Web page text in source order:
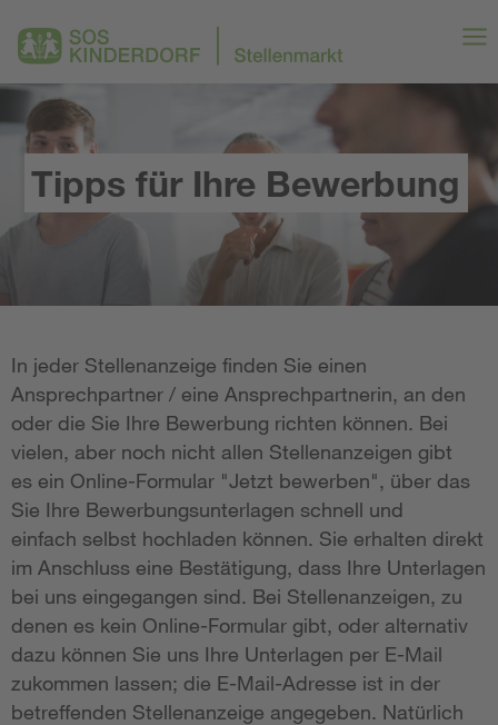
Tipps für Ihre Bewerbung
In jeder Stellenanzeige finden Sie einen
Ansprechpartner / eine Ansprechpartnerin, an den
oder die Sie Ihre Bewerbung richten können. Bei
vielen, aber noch nicht allen Stellenanzeigen gibt
es ein Online-Formular "Jetzt bewerben", über das
Sie Ihre Bewerbungsunterlagen schnell und
einfach selbst hochladen können. Sie erhalten direkt
im Anschluss eine Bestätigung, dass Ihre Unterlagen
bei uns eingegangen sind. Bei Stellenanzeigen, zu
denen es kein Online-Formular gibt, oder alternativ
dazu können Sie uns Ihre Unterlagen per E-Mail
zukommen lassen; die E-Mail-Adresse ist in der
betreffenden Stellenanzeige angegeben. Natürlich